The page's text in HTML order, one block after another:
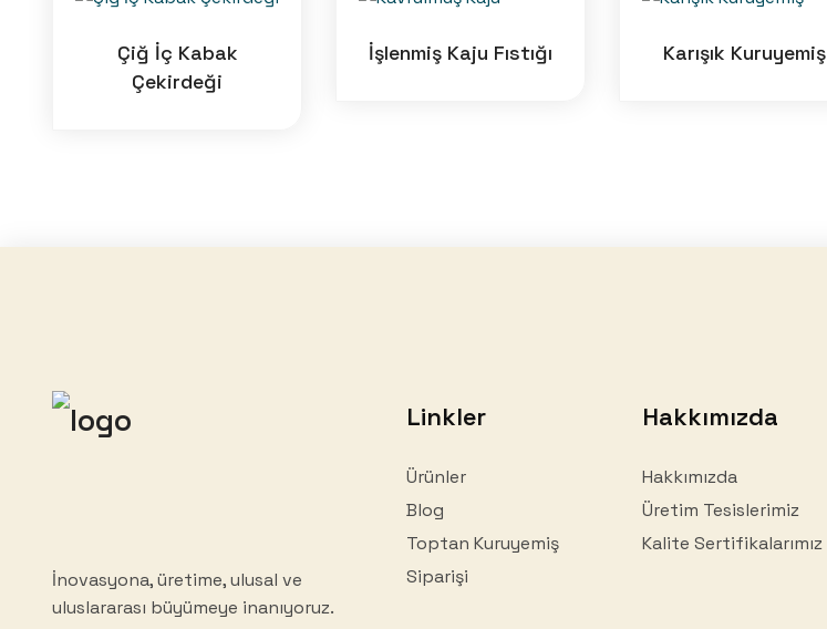
Çiğ İç Kabak
Çekirdeği
İşlenmiş Kaju Fıstığı Karışık Kuruyemiş
İnovasyona, üretime, ulusal ve
uluslararası büyümeye inanıyoruz.
Linkler
Ürünler
Blog
Toptan Kuruyemiş
Siparişi
Hakkımızda
Hakkımızda
Üretim Tesislerimiz
Kalite Sertifikalarımız